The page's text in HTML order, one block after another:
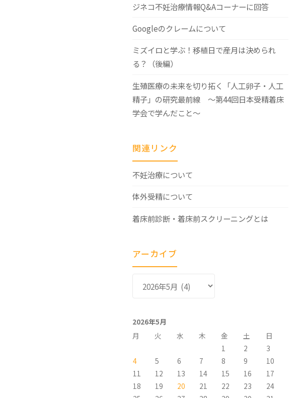
ジネコ不妊治療情報Q&Aコーナーに回答
Googleのクレームについて
ミズイロと学ぶ！移植日で産月は決められ
る？（後編）
生殖医療の未来を切り拓く「人工卵子・人工
精子」の研究最前線 ～第44回日本受精着床
学会で学んだこと～
関連リンク
不妊治療について
体外受精について
着床前診断・着床前スクリーニングとは
アーカイブ
イ
ブ
2026年5月
月
火 水 木 金 土
日
1
2
3
4
5 6 7 8 9
10
11
12 13 14 15 16
17
18
19 20 21 22 23
24